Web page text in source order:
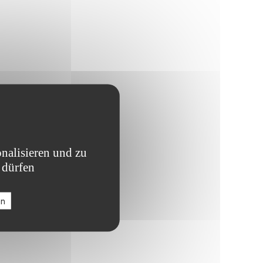
und zu